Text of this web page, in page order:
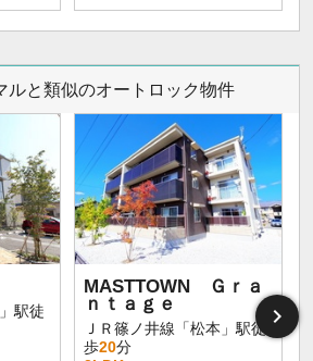
ルと類似のオートロック物件
駅徒
MASTTOWN Ｇｒａ
ｎｔａｇｅ
ＪＲ篠ノ井線「松本」駅徒
歩20分